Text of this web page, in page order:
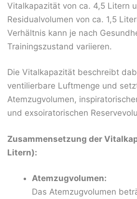
Vitalkapazität von ca. 4,5 Litern
Residualvolumen von ca. 1,5
Verhältnis kann je nach
Trainingszustand variieren.
Die Vitalkapazität beschreibt
ventilierbare Luftmenge und
Atemzugvolumen,
und exsoiratorischen
Zusammensetzung der
Litern):
Atemzugvolumen:
Das Atemzugvolumen